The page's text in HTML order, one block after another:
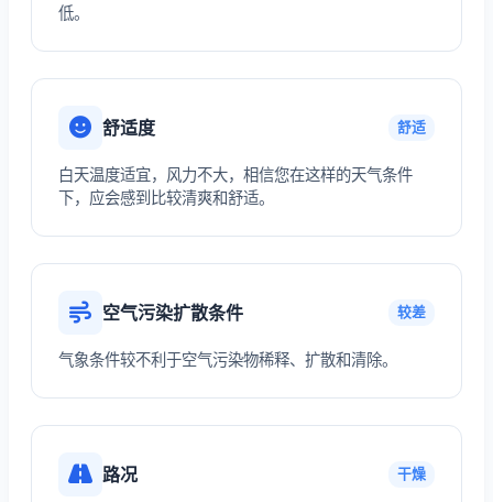
低。
舒适度 舒适
白天温度适宜，风力不大，相信您在这样的天气条件
下，应会感到比较清爽和舒适。
空气污染扩散条件 较差
气象条件较不利于空气污染物稀释、扩散和清除。
路况 干燥